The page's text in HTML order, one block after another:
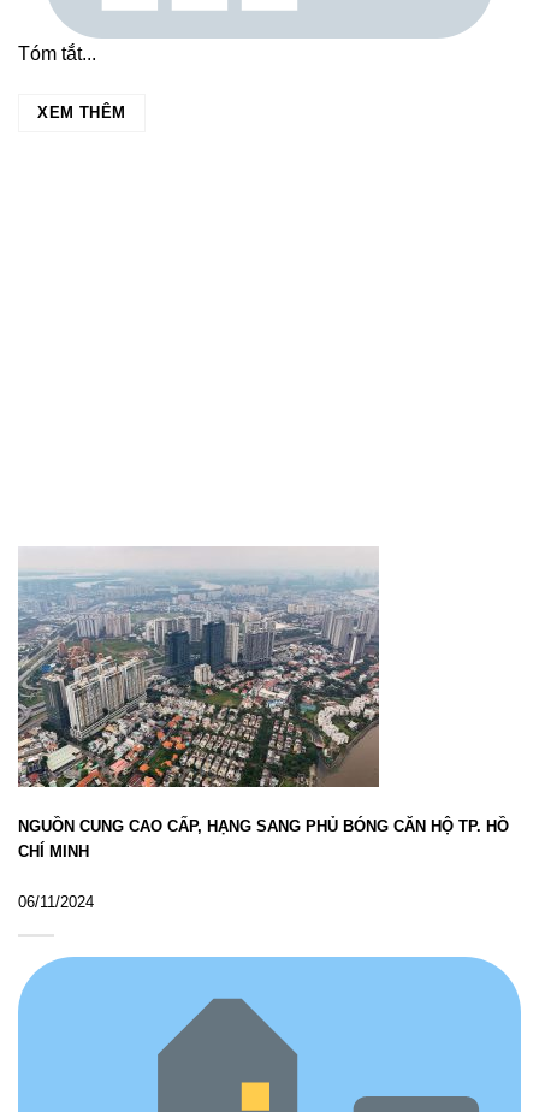
Tóm tắt...
XEM THÊM
NGUỒN CUNG CAO CẤP, HẠNG SANG PHỦ BÓNG CĂN HỘ TP. HỒ
CHÍ MINH
06/11/2024